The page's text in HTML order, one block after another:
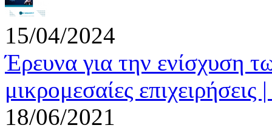
15/04/2024
Έρευνα για την ενίσχυση
μικρομεσαίες
18/06/2021